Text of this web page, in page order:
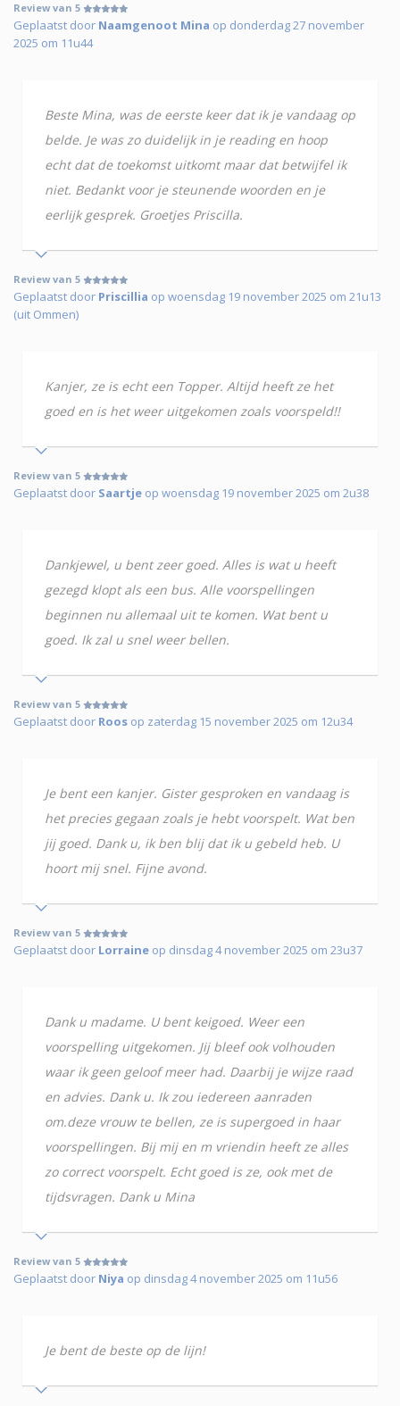
Review van 5
Geplaatst door Naamgenoot Mina op donderdag 27 november
2025 om 11u44
Beste Mina, was de eerste keer dat ik je vandaag op
belde. Je was zo duidelijk in je reading en hoop
echt dat de toekomst uitkomt maar dat betwijfel ik
niet. Bedankt voor je steunende woorden en je
eerlijk gesprek. Groetjes Priscilla.
Review van 5
Geplaatst door Priscillia op woensdag 19 november 2025 om 21u13
(uit Ommen)
Kanjer, ze is echt een Topper. Altijd heeft ze het
goed en is het weer uitgekomen zoals voorspeld!!
Review van 5
Geplaatst door Saartje op woensdag 19 november 2025 om 2u38
Dankjewel, u bent zeer goed. Alles is wat u heeft
gezegd klopt als een bus. Alle voorspellingen
beginnen nu allemaal uit te komen. Wat bent u
goed. Ik zal u snel weer bellen.
Review van 5
Geplaatst door Roos op zaterdag 15 november 2025 om 12u34
Je bent een kanjer. Gister gesproken en vandaag is
het precies gegaan zoals je hebt voorspelt. Wat ben
jij goed. Dank u, ik ben blij dat ik u gebeld heb. U
hoort mij snel. Fijne avond.
Review van 5
Geplaatst door Lorraine op dinsdag 4 november 2025 om 23u37
Dank u madame. U bent keigoed. Weer een
voorspelling uitgekomen. Jij bleef ook volhouden
waar ik geen geloof meer had. Daarbij je wijze raad
en advies. Dank u. Ik zou iedereen aanraden
om.deze vrouw te bellen, ze is supergoed in haar
voorspellingen. Bij mij en m vriendin heeft ze alles
zo correct voorspelt. Echt goed is ze, ook met de
tijdsvragen. Dank u Mina
Review van 5
Geplaatst door Niya op dinsdag 4 november 2025 om 11u56
Je bent de beste op de lijn!